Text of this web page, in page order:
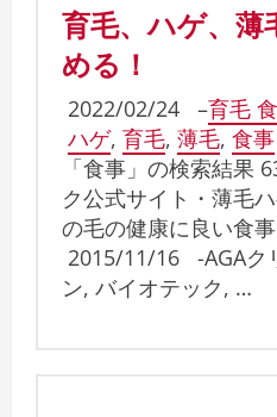
育毛、ハゲ、薄
める！
2022/02/24 –育毛
ハゲ, 育毛, 薄毛, 食事
「食事」の検索結果
ク公式サイト・薄毛
の毛の健康に良い食
2015/11/16 -AGAク
ン, バイオテック, …